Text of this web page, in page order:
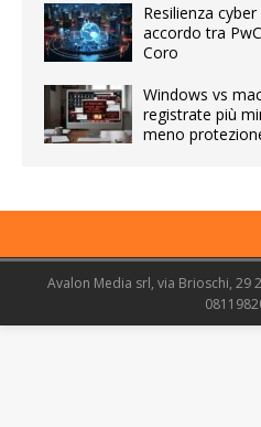
Resilienza cyber
accordo tra
Coro
Windows vs
registrate più
meno
Avalon Media srl, via Brioschi, 29